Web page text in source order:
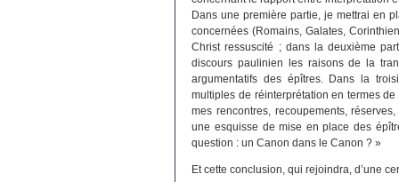
Dans une première partie, je mettrai en
concernées (Romains, Galates,
Christ ressuscité ; dans la deuxième
discours paulinien les raisons de la
argumentatifs des épîtres. Dans la
multiples de réinterprétation en termes
mes rencontres, recoupements,
une esquisse de mise en place des
question : un Canon dans le Canon ? »
Et cette conclusion, qui rejoindra, d’une